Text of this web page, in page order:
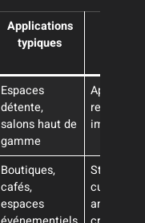
Applications
typiques
Espaces
détente,
salons haut de
gamme
relaxation,
Boutiques,
cafés,
espaces
curiosité,
ambiance